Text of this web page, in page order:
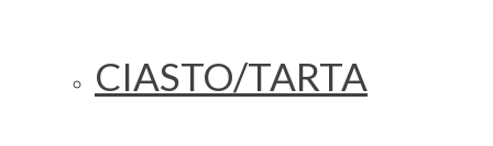
CIASTO/TARTA